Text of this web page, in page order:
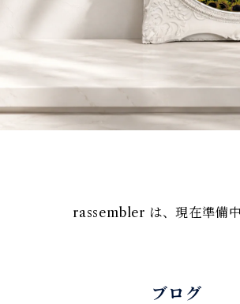
rassembler は、現在準備中
ブログ